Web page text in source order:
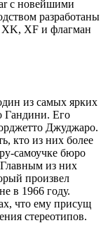
с новейшими
разработаны
XK, XF и флагман
из самых ярких
Гандини. Его
Джуджаро.
кто из них более
самоучке бюро
Главным из них
произвел
в 1966 году.
что ему присущ
стереотипов.